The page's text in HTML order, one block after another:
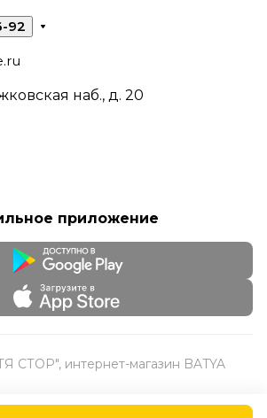
92
наб., д. 20
приложение
СТОР", интернет-магазин BATYA